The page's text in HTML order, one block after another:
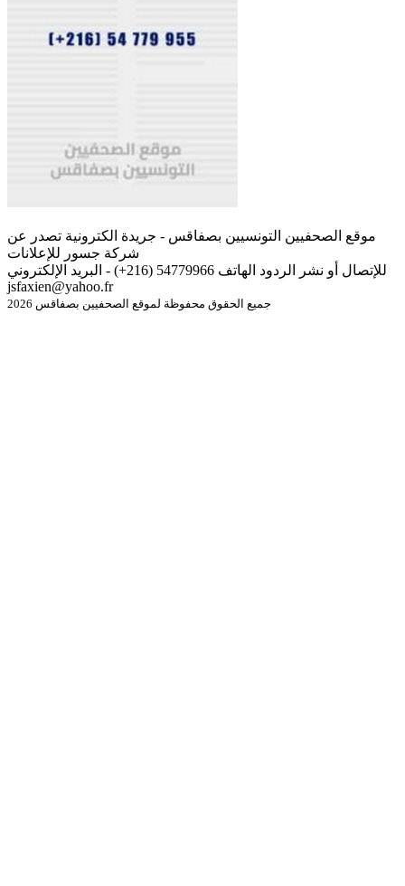
موقع الصحفيين التونسيين بصفاقس - جريدة الكترونية تصدر عن
شركة جسور للإعلانات
للإتصال أو نشر الردود الهاتف 54779966 (216+) - البريد الإلكتروني
jsfaxien@yahoo.fr
جميع الحقوق محفوظة لموقع الصحفيين بصفاقس 2026